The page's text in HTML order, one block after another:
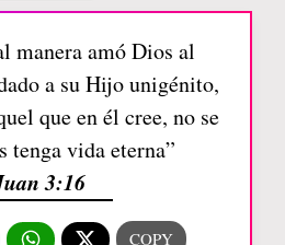
manera amó Dios al
a su Hijo unigénito,
que en él cree, no se
tenga vida eterna”
3:16